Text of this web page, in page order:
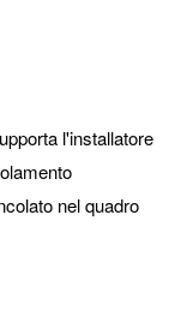
l'installatore
nel quadro